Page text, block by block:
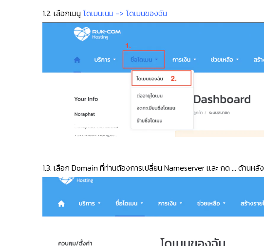
1.2. เลือกเมนู โดเมนเนม -> โดเมนของฉัน
1.3. เลือก Domain ที่ท่านต้องการเปลี่ยน Nameserver เเละ กด … ด้านหลัง